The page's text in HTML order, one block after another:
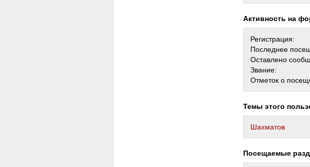
Активность на
Регистрация:
Последнее
Оставлено
Звание:
Отметок о
Темы этого
Шахматов
Посещаемые